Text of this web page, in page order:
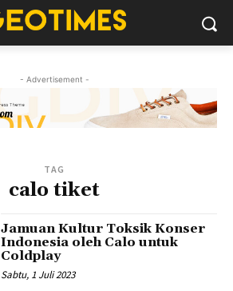
- Advertisement -
TAG
calo tiket
Jamuan Kultur Toksik Konser
Indonesia oleh Calo untuk
Coldplay
Sabtu, 1 Juli 2023